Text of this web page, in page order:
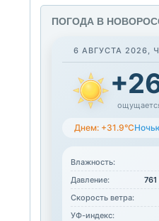
ПОГОДА В
6 АВГУСТА 2026,
Днем: +31.9°C
Влажность:
Давление:
Скорость ветра:
УФ-индекс: